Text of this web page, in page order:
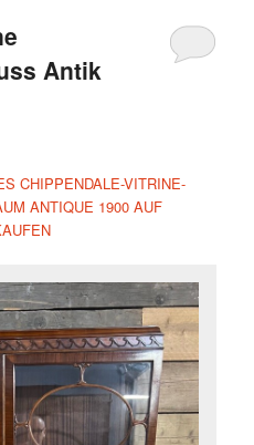
Antik
CHIPPENDALE-VITRINE-
ANTIQUE 1900 AUF